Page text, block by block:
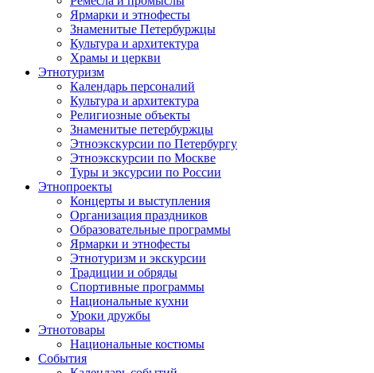
Ярмарки и этнофесты
Знаменитые Петербуржцы
Культура и архитектура
Храмы и церкви
Этнотуризм
Календарь персоналий
Культура и архитектура
Религиозные объекты
Знаменитые петербуржцы
Этноэкскурсии по Петербургу
Этноэкскурсии по Москве
Туры и эксурсии по России
Этнопроекты
Концерты и выступления
Организация праздников
Образовательные программы
Ярмарки и этнофесты
Этнотуризм и экскурсии
Традиции и обряды
Спортивные программы
Национальные кухни
Уроки дружбы
Этнотовары
Национальные костюмы
События